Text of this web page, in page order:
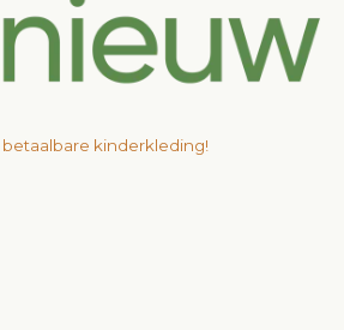
kinderkleding!